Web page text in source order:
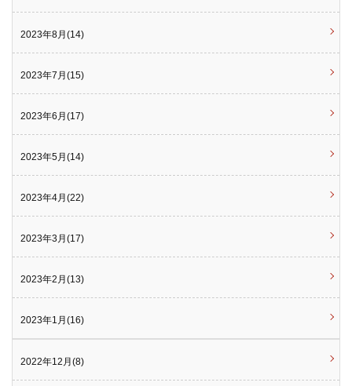
2023年8月(14)
2023年7月(15)
2023年6月(17)
2023年5月(14)
2023年4月(22)
2023年3月(17)
2023年2月(13)
2023年1月(16)
2022年12月(8)